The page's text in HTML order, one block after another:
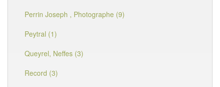
Perrin Joseph , Photographe (9)
Peytral (1)
Queyrel, Neffes (3)
Record (3)